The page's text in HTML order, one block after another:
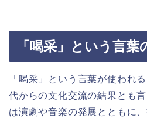
「喝采」という言葉
「喝采」という言葉が使われ
代からの文化交流の結果とも
は演劇や音楽の発展とともに